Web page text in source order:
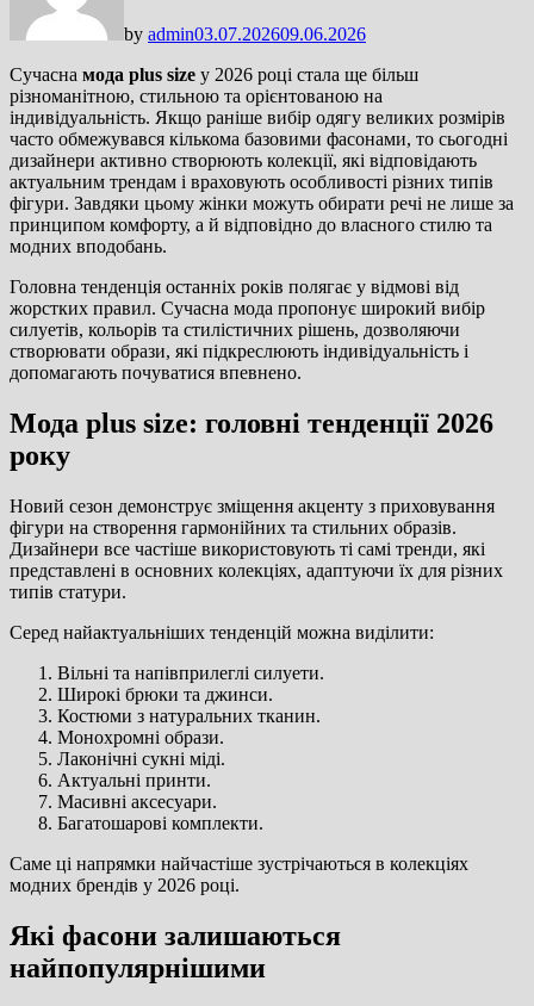
by admin03.07.202609.06.2026
Сучасна мода plus size у 2026 році стала ще більш
різноманітною, стильною та орієнтованою на
індивідуальність. Якщо раніше вибір одягу великих розмірів
часто обмежувався кількома базовими фасонами, то сьогодні
дизайнери активно створюють колекції, які відповідають
актуальним трендам і враховують особливості різних типів
фігури. Завдяки цьому жінки можуть обирати речі не лише за
принципом комфорту, а й відповідно до власного стилю та
модних вподобань.
Головна тенденція останніх років полягає у відмові від
жорстких правил. Сучасна мода пропонує широкий вибір
силуетів, кольорів та стилістичних рішень, дозволяючи
створювати образи, які підкреслюють індивідуальність і
допомагають почуватися впевнено.
Мода plus size: головні тенденції 2026
року
Новий сезон демонструє зміщення акценту з приховування
фігури на створення гармонійних та стильних образів.
Дизайнери все частіше використовують ті самі тренди, які
представлені в основних колекціях, адаптуючи їх для різних
типів статури.
Серед найактуальніших тенденцій можна виділити:
Вільні та напівприлеглі силуети.
Широкі брюки та джинси.
Костюми з натуральних тканин.
Монохромні образи.
Лаконічні сукні міді.
Актуальні принти.
Масивні аксесуари.
Багатошарові комплекти.
Саме ці напрямки найчастіше зустрічаються в колекціях
модних брендів у 2026 році.
Які фасони залишаються
найпопулярнішими